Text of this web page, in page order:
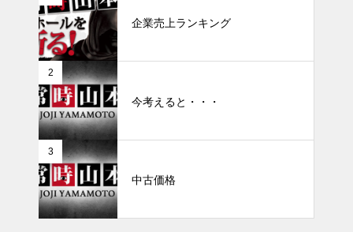
企業売上ランキング
2
今考えると・・・
3
中古価格